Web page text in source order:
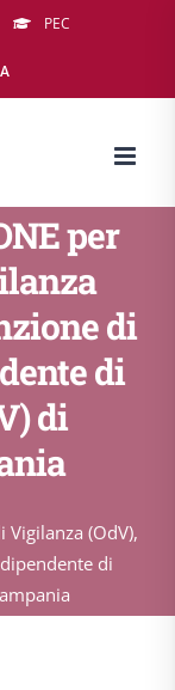
PEC
per
di
di
di
Vigilanza (OdV),
di